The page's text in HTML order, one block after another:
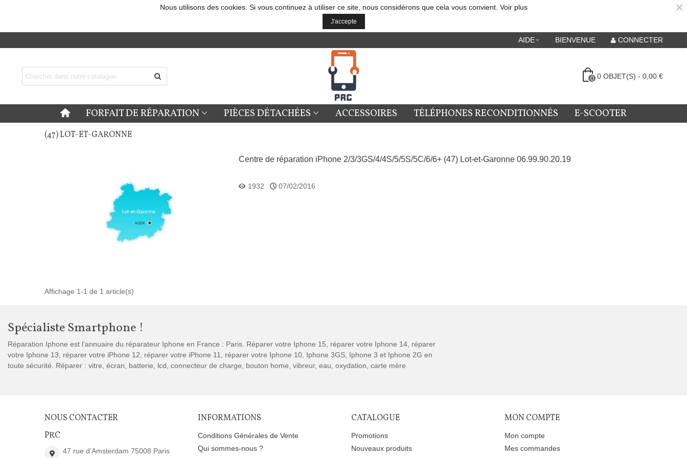
Nous utilisons des cookies. Si vous continuez à utiliser ce site, nous considérons que cela vous convient. Voir plus
J'accepte
×
AIDE BIENVENUE CONNECTER
0 0 OBJET(S) - 0,00 €
FORFAIT DE RÉPARATION PIÈCES DÉTACHÉES ACCESSOIRES TÉLÉPHONES RECONDITIONNÉS E-SCOOTER
(47) LOT-ET-GARONNE
Centre de réparation iPhone 2/3/3GS/4/4S/5/5S/5C/6/6+ (47) Lot-et-Garonne 06.99.90.20.19
1932 07/02/2016
Affichage 1-1 de 1 article(s)
Spécialiste Smartphone !
Réparation Iphone est l'annuaire du réparateur Iphone en France : Paris. Réparer votre Iphone 15, réparer votre Iphone 14, réparer
votre Iphone 13, réparer votre iPhone 12, réparer votre iPhone 11, réparer votre Iphone 10, Iphone 3GS, Iphone 3 et Iphone 2G en
toute sécurité. Réparer : vitre, écran, batterie, lcd, connecteur de charge, bouton home, vibreur, eau, oxydation, carte mère
NOUS CONTACTER
PRC
47 rue d'Amsterdam 75008 Paris
INFORMATIONS
Conditions Générales de Vente
Qui sommes-nous ?
CATALOGUE
Promotions
Nouveaux produits
MON COMPTE
Mon compte
Mes commandes